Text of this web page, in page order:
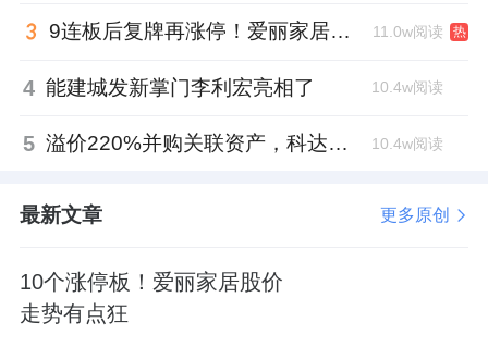
9连板后复牌再涨停！爱丽家居市盈率318倍，跨界收购案尚未落地 11.0w阅读 热
4 能建城发新掌门李利宏亮相了 10.4w阅读
5 溢价220%并购关联资产，科达制造近75亿元重组被否 10.4w阅读
最新文章 更多原创
10个涨停板！爱丽家居股价
走势有点狂